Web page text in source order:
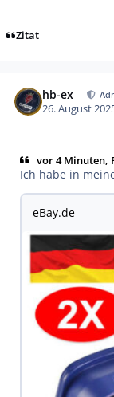
Zitat
hb-ex
26. August
vor 4 Minuten,
Ich habe in
eBay.de